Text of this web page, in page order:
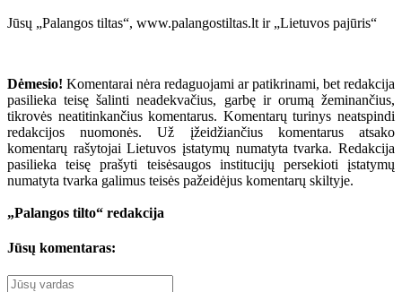
Jūsų „Palangos tiltas“, www.palangostiltas.lt ir „Lietuvos pajūris“
Dėmesio! Komentarai nėra redaguojami ar patikrinami, bet redakcija
pasilieka teisę šalinti neadekvačius, garbę ir orumą žeminančius,
tikrovės neatitinkančius komentarus. Komentarų turinys neatspindi
redakcijos nuomonės. Už įžeidžiančius komentarus atsako
komentarų rašytojai Lietuvos įstatymų numatyta tvarka. Redakcija
pasilieka teisę prašyti teisėsaugos institucijų persekioti įstatymų
numatyta tvarka galimus teisės pažeidėjus komentarų skiltyje.
„Palangos tilto“ redakcija
Jūsų komentaras: